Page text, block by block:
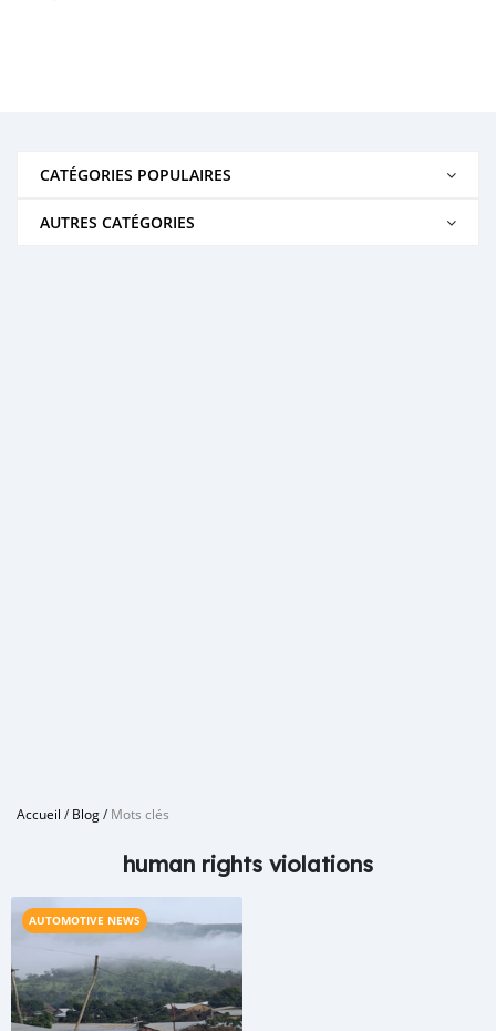
CATÉGORIES POPULAIRES
AUTRES CATÉGORIES
Accueil /Blog/Mots clés
human rights violations
AUTOMOTIVE NEWS